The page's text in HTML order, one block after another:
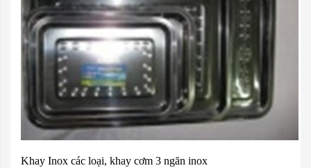
Khay Inox các loại, khay cơm 3 ngăn inox